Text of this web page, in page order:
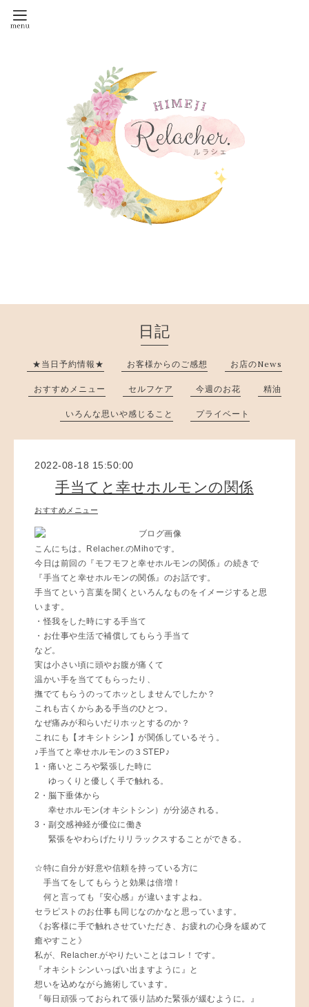
日記
★当日予約情報★ お客様からのご感想 お店のNews
おすすめメニュー セルフケア 今週のお花 精油
いろんな思いや感じること プライベート
2022-08-18 15:50:00
手当てと幸せホルモンの関係
おすすめメニュー
こんにちは。Relacher.のMihoです。
今日は前回の『モフモフと幸せホルモンの関係』の続きで
『手当てと幸せホルモンの関係』のお話です。
手当てという言葉を聞くといろんなものをイメージすると思
います。
・怪我をした時にする手当て
・お仕事や生活で補償してもらう手当て
など。
実は小さい頃に頭やお腹が痛くて
温かい手を当ててもらったり、
撫でてもらうのってホッとしませんでしたか？
これも古くからある手当のひとつ。
なぜ痛みが和らいだりホッとするのか？
これにも【オキシトシン】が関係しているそう。
♪手当てと幸せホルモンの３STEP♪
1・痛いところや緊張した時に
ゆっくりと優しく手で触れる。
2・脳下垂体から
幸せホルモン(オキシトシン）が分泌される。
3・副交感神経が優位に働き
緊張をやわらげたりリラックスすることができる。
☆特に自分が好意や信頼を持っている方に
手当てをしてもらうと効果は倍増！
何と言っても『安心感』が違いますよね。
セラピストのお仕事も同じなのかなと思っています。
《お客様に手で触れさせていただき、お疲れの心身を緩めて
癒やすこと》
私が、Relacher.がやりたいことはコレ！です。
『オキシトシンいっぱい出ますように』と
想いを込めながら施術しています。
『毎日頑張っておられて張り詰めた緊張が緩むように。』